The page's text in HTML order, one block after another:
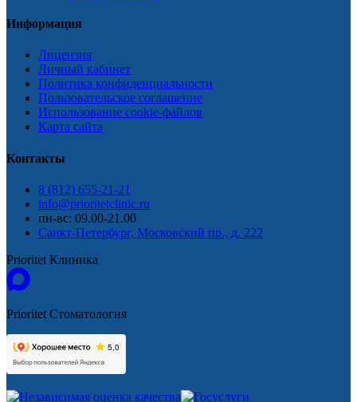
Информация
Лицензия
Личный кабинет
Политика конфиденциальности
Пользовательское соглашение
Использование cookie-файлов
Карта сайта
Контакты
8 (812) 655-21-21
info@prioritetclinic.ru
пн-вс: 09.00-21.00
Санкт-Петербург, Московский пр., д. 222
Prioritet Клиника
Prioritet Стоматология